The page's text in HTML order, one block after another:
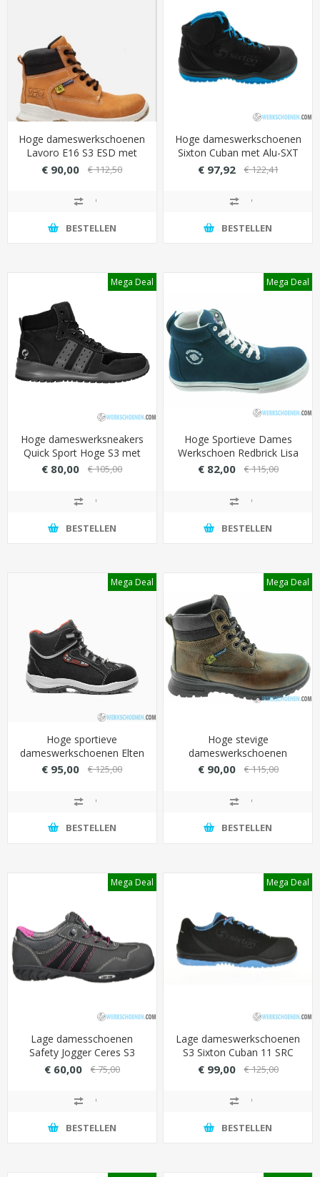
Hoge dameswerkschoenen
Lavoro E16 S3 ESD met
Cambrelle voering
€ 90,00 € 112,50
BESTELLEN
Hoge dameswerkschoenen
Sixton Cuban met Alu-SXT
2.0 veiligheidsneus
€ 97,92 € 122,41
BESTELLEN
Mega Deal
Hoge dameswerksneakers
Quick Sport Hoge S3 met
mesh inlegzool
Zwart
€ 80,00 € 105,00
BESTELLEN
Mega Deal
Hoge Sportieve Dames
Werkschoen Redbrick Lisa
S3
€ 82,00 € 115,00
BESTELLEN
Mega Deal
Hoge sportieve
dameswerkschoenen Elten
Maja S3 MID met LADIES
€ 95,00 € 125,00
BESTELLEN
Mega Deal
Hoge stevige
dameswerkschoenen
Lavoro E82 S3 SRC ESD
€ 90,00 € 115,00
BESTELLEN
Mega Deal
Lage damesschoenen
Safety Jogger Ceres S3
Elegante met anatomisch
€ 60,00 € 75,00
BESTELLEN
Mega Deal
Lage dameswerkschoenen
S3 Sixton Cuban 11 SRC
ESD met Airplus 3D
€ 99,00 € 125,00
BESTELLEN